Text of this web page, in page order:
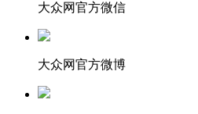
大众网官方微信
大众网官方微博